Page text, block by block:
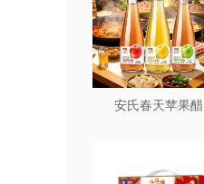
安氏春天苹果醋